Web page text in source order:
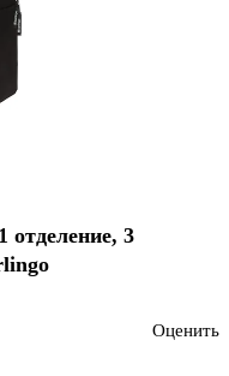
3
Оценить